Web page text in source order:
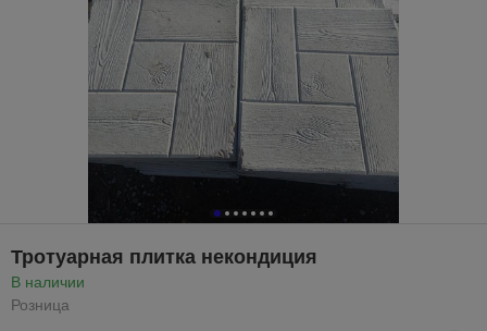
Тротуарная плитка некондиция
В наличии
Розница